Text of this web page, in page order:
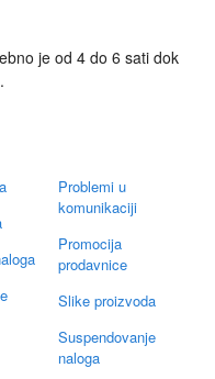
Problemi u
komunikaciji
Promocija
prodavnice
Slike proizvoda
Suspendovanje
naloga
je od 4 do 6 sati dok